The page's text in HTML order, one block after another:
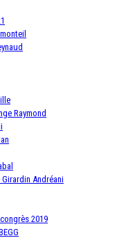
Raymond
Andréani
2019